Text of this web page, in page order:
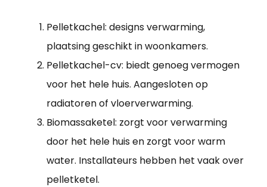
Pelletkachel: designs verwarming,
plaatsing geschikt in woonkamers.
Pelletkachel-cv: biedt genoeg vermogen
voor het hele huis. Aangesloten op
radiatoren of vloerverwarming.
Biomassaketel: zorgt voor verwarming
door het hele huis en zorgt voor warm
water. Installateurs hebben het vaak over
pelletketel.